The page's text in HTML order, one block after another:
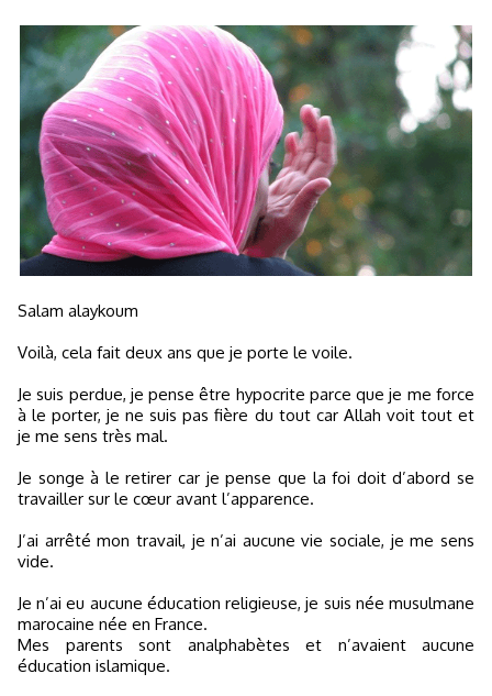
Salam alaykoum
Voilà, cela fait deux ans que je porte le voile.
Je suis perdue, je pense être hypocrite parce que je me force
à le porter, je ne suis pas fière du tout car Allah voit tout et
je me sens très mal.
Je songe à le retirer car je pense que la foi doit d’abord se
travailler sur le cœur avant l’apparence.
J’ai arrêté mon travail, je n’ai aucune vie sociale, je me sens
vide.
Je n’ai eu aucune éducation religieuse, je suis née musulmane
marocaine née en France.
Mes parents sont analphabètes et n’avaient aucune
éducation islamique.